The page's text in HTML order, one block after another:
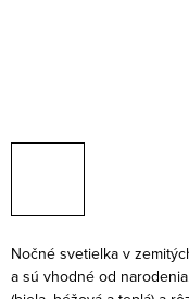
Nočné svetielka v
a sú vhodné od